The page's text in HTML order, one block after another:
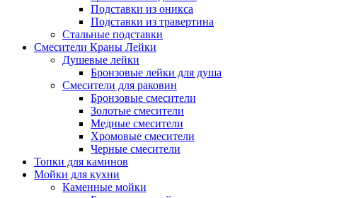
Подставки из оникса
Подставки из травертина
Стальные подставки
Смесители Краны Лейки
Душевые лейки
Бронзовые лейки для душа
Смесители для раковин
Бронзовые смесители
Золотые смесители
Медные смесители
Хромовые смесители
Черные смесители
Топки для каминов
Мойки для кухни
Каменные мойки